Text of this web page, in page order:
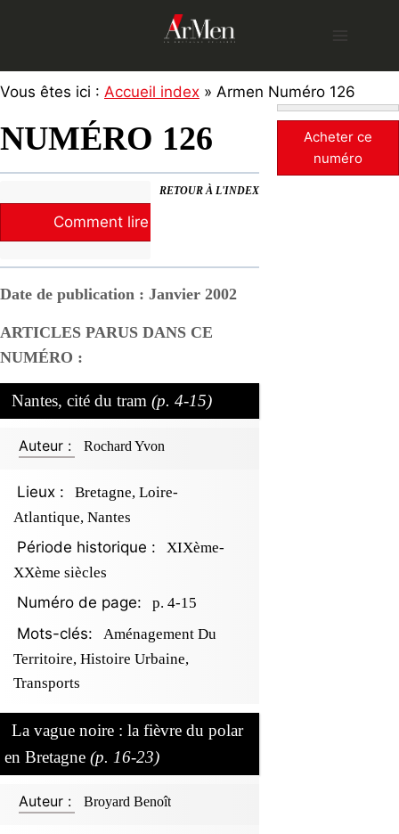
Vous êtes ici : Accueil index » Armen Numéro 126
NUMÉRO 126
RETOUR À L'INDEX
Comment lire la revue ?
Date de publication : Janvier 2002
ARTICLES PARUS DANS CE
NUMÉRO :
Nantes, cité du tram (p. 4-15)
Auteur : Rochard Yvon
Lieux :
Bretagne, Loire-
Atlantique, Nantes
Période historique :
XIXème-
XXème siècles
Numéro de page: p. 4-15
Mots-clés:
Aménagement Du
Territoire, Histoire Urbaine,
Transports
La vague noire : la fièvre du polar
en Bretagne (p. 16-23)
Auteur : Broyard Benoît
Acheter ce
numéro